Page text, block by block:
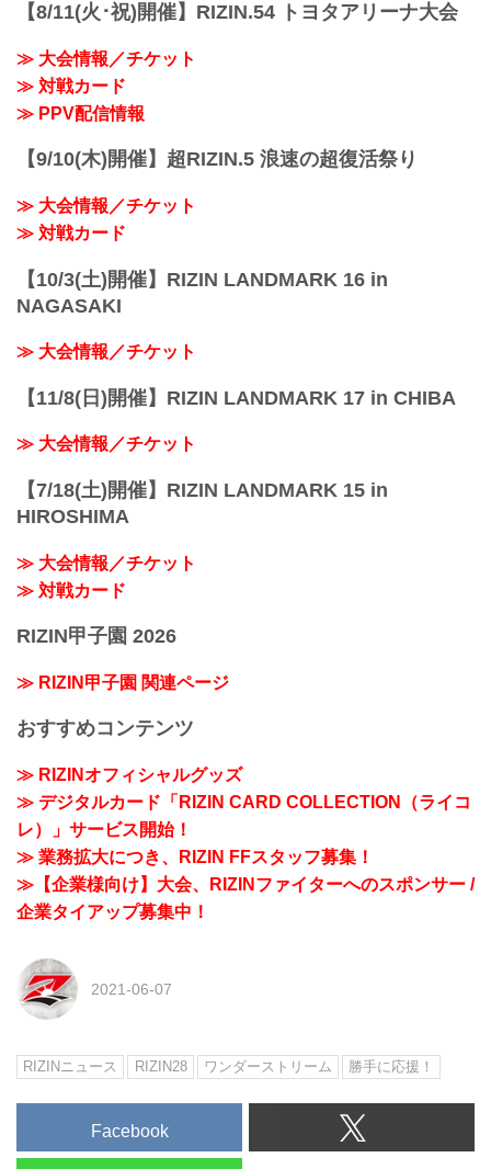
開催日延期に伴うチケットの払戻しに関
【8/11(火･祝)開催】RIZIN.54 トヨタアリーナ大会
≫ 大会情報／チケット
≫ 対戦カード
≫ PPV配信情報
【9/10(木)開催】超RIZIN.5 浪速の超復活祭り
≫ 大会情報／チケット
≫ 対戦カード
【10/3(土)開催】RIZIN LANDMARK 16 in
NAGASAKI
≫ 大会情報／チケット
【11/8(日)開催】RIZIN LANDMARK 17 in CHIBA
≫ 大会情報／チケット
【7/18(土)開催】RIZIN LANDMARK 15 in
HIROSHIMA
≫ 大会情報／チケット
≫ 対戦カード
RIZIN甲子園 2026
≫ RIZIN甲子園 関連ページ
おすすめコンテンツ
≫ RIZINオフィシャルグッズ
≫ デジタルカード「RIZIN CARD COLLECTION（ライコ
レ）」サービス開始！
≫ 業務拡大につき、RIZIN FFスタッフ募集！
≫【企業様向け】大会、RIZINファイターへのスポンサー /
企業タイアップ募集中！
2021-06-07
RIZINニュース RIZIN28 ワンダーストリーム 勝手に応援！
Facebook